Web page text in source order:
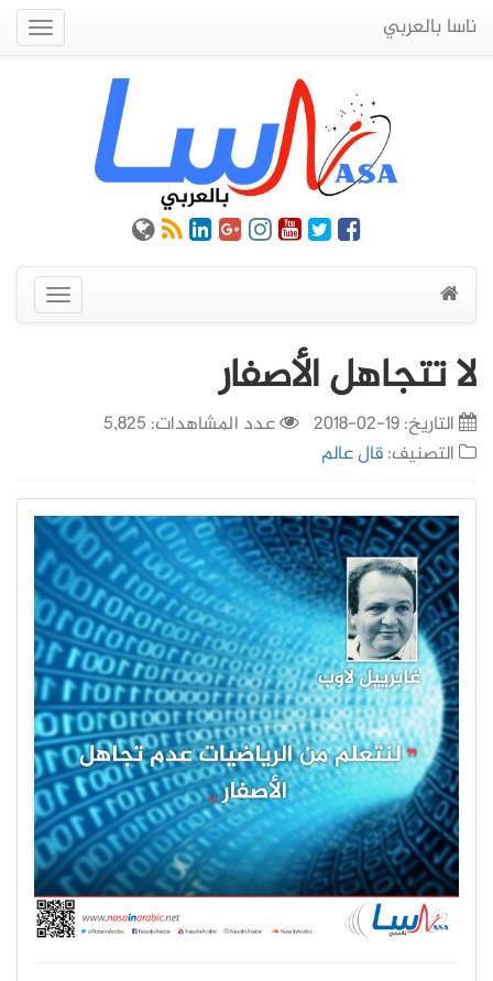
ناسا بالعربي
عرض
القائمة
لا تتجاهل الأصفار
التاريخ:19-02-2018
عدد المشاهدات: 5,825
التصنيف:قال عالم